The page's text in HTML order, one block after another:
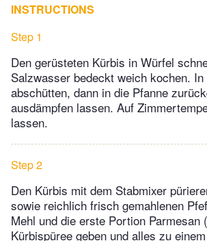
INSTRUCTIONS
Step 1
Den gerüsteten Kürbis in Würfel
Salzwasser bedeckt weich kochen. In
abschütten, dann in die Pfanne
ausdämpfen lassen. Auf
lassen.
Step 2
Den Kürbis mit dem Stabmixer
sowie reichlich frisch gemahlenen
Mehl und die erste Portion Parmesan
Kürbispüree geben und alles zu